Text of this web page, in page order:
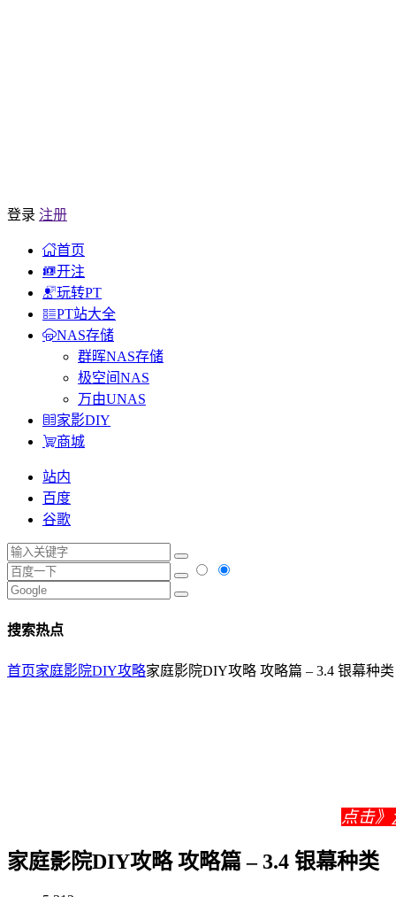
登录 注册
首页
开注
玩转PT
PT站大全
NAS存储
群晖NAS存储
极空间NAS
万由UNAS
家影DIY
商城
站内
百度
谷歌
搜索热点
首页家庭影院DIY攻略家庭影院DIY攻略 攻略篇 – 3.4 银幕种类
点击》
家庭影院DIY攻略 攻略篇 – 3.4 银幕种类